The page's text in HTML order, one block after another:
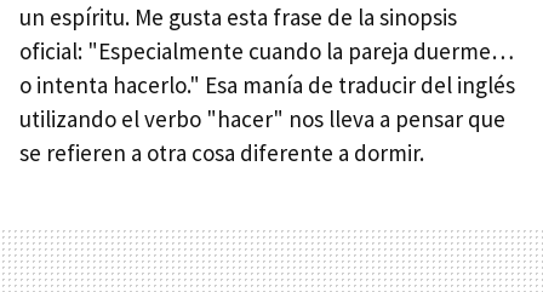
un espíritu. Me gusta esta frase de la sinopsis
oficial: "Especialmente cuando la pareja duerme…
o intenta hacerlo." Esa manía de traducir del inglés
utilizando el verbo "hacer" nos lleva a pensar que
se refieren a otra cosa diferente a dormir.